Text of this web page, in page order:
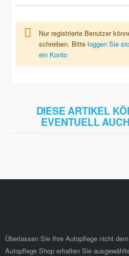
Nur registrierte Benutzer
schreiben. Bitte loggen Sie
ein Konto
DIESE ARTIKEL
EVENTUELL
Überlassen Sie Ihre Autopflege nicht
Autopflege Shop erhalten Sie